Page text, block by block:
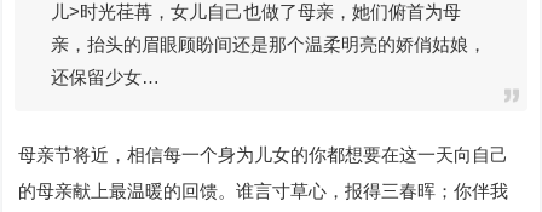
儿>时光荏苒，女儿自己也做了母亲，她们俯首为母
亲，抬头的眉眼顾盼间还是那个温柔明亮的娇俏姑娘，
还保留少女…
母亲节将近，相信每一个身为儿女的你都想要在这一天向自己
的母亲献上最温暖的回馈。谁言寸草心，报得三春晖；你伴我